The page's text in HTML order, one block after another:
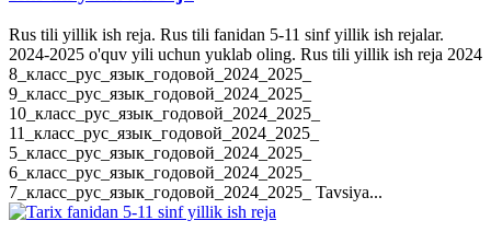
Rus tili yillik ish reja. Rus tili fanidan 5-11 sinf yillik ish rejalar.
2024-2025 o'quv yili uchun yuklab oling. Rus tili yillik ish reja 2024
8_класс_рус_язык_годовой_2024_2025_
9_класс_рус_язык_годовой_2024_2025_
10_класс_рус_язык_годовой_2024_2025_
11_класс_рус_язык_годовой_2024_2025_
5_класс_рус_язык_годовой_2024_2025_
6_класс_рус_язык_годовой_2024_2025_
7_класс_рус_язык_годовой_2024_2025_ Tavsiya...